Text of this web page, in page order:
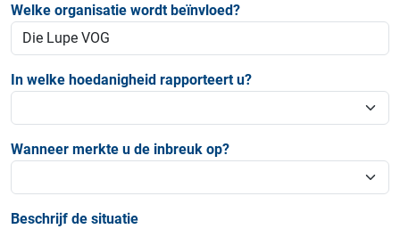
Welke organisatie wordt beïnvloed?
In welke hoedanigheid rapporteert u?
Wanneer merkte u de inbreuk op?
Beschrijf de situatie